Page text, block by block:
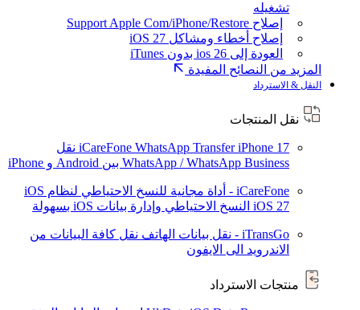
تشغيله
إصلاح Support Apple Com/iPhone/Restore
إصلاح أخطاء ومشاكل iOS 27
العودة إلى ios 26 بدون iTunes
المزيد من النصائح المفيدة
النقل & الاسترداد
نقل المنتجات
iCareFone WhatsApp TransferiPhone 17
نقل
WhatsApp / WhatsApp Business بين Android و iPhone
iCareFone - أداة مجانية للنسخ الاحتياطي لنظام iOS
iOS 27 النسخ الاحتياطي وإدارة بيانات iOS بسهولة
iTransGo - نقل بيانات الهاتف
نقل كافة البيانات من
الاندرويد الى الايفون
منتجات الاسترداد